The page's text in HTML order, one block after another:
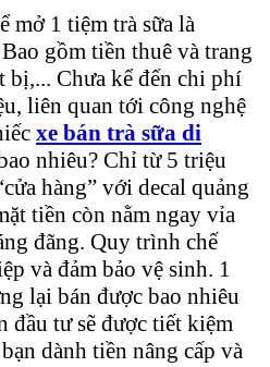
mở 1 tiệm trà sữa là
gồm tiền thuê và trang
bị,... Chưa kể đến chi phí
liên quan tới công nghệ
xe bán trà sữa di
nhiêu? Chỉ từ 5 triệu
hàng” với decal quảng
tiền còn nằm ngay vỉa
đãng. Quy trình chế
và đảm bảo vệ sinh. 1
lại bán được bao nhiêu
đầu tư sẽ được tiết kiệm
dành tiền nâng cấp và